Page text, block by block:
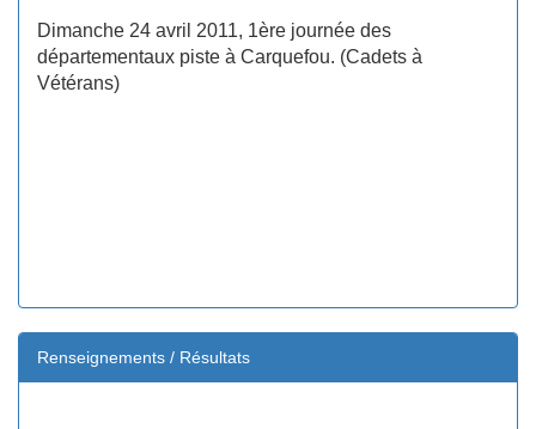
Dimanche 24 avril 2011, 1ère journée des
départementaux piste à Carquefou. (Cadets à
Vétérans)
Renseignements / Résultats